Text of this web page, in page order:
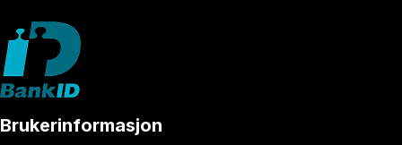
Brukerinformasjon